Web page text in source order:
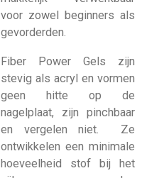
voor zowel beginners als
gevorderden.
Fiber Power Gels zijn
stevig als acryl en vormen
geen hitte op de
nagelplaat, zijn pinchbaar
en vergelen niet. Ze
ontwikkelen een minimale
hoeveelheid stof bij het